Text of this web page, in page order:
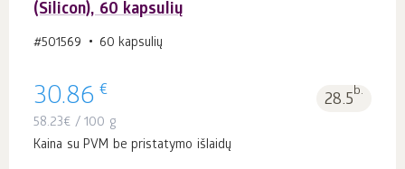
(Silicon), 60 kapsulių
#501569 60 kapsulių
30.86 € 28.5b.
58.23€ / 100 g
Kaina su PVM be pristatymo išlaidų